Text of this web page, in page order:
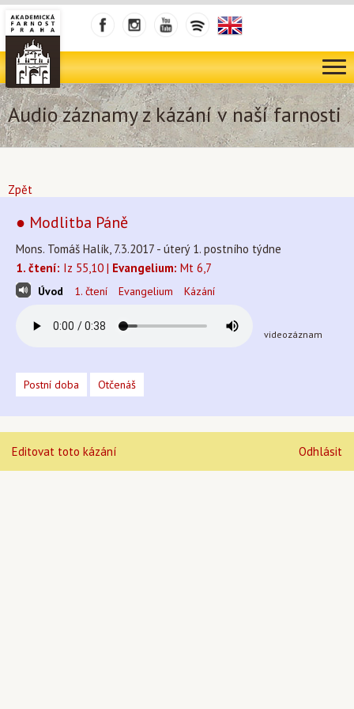
Audio záznamy z kázání v naší farnosti
Zpět
● Modlitba Páně
Mons. Tomáš Halík, 7.3.2017 - úterý 1. postního týdne
1. čtení: Iz 55,10 | Evangelium: Mt 6,7
Úvod 1. čtení Evangelium Kázání
videozáznam
Postní doba Otčenáš
Editovat toto kázání Odhlásit